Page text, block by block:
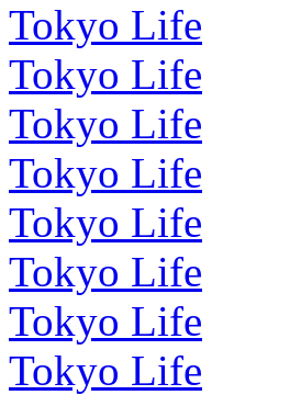
Tokyo Life
Tokyo Life
Tokyo Life
Tokyo Life
Tokyo Life
Tokyo Life
Tokyo Life
Tokyo Life